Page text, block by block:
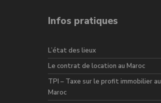
Infos pratiques
L’état des lieux
Le contrat de location au Maroc
TPI – Taxe sur le profit immobilier au
Maroc